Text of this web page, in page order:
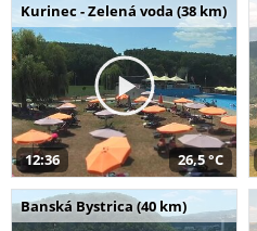
Kurinec - Zelená voda (38 km)
12:36 26,5 °C
Banská Bystrica (40 km)